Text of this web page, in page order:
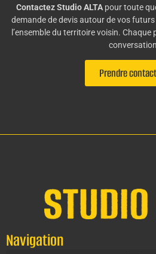
Contactez Studio ALTA pour toute
demande de devis autour de vos
l’ensemble du territoire voisin.
Prendre contact
Navigation